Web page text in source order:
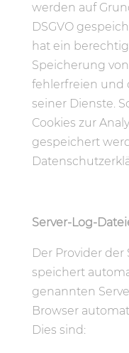
werden auf
DSGVO
hat ein
Speicherung
fehlerfreien und
seiner Dienste.
Cookies zur
gespeichert
Server-Log-
Der Provider
speichert
genannten
Browser
Dies sind: